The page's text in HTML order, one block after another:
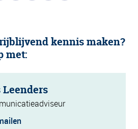
kennis maken?
met:
Leenders